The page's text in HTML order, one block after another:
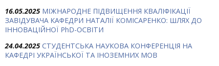
16.05.2025 МІЖНАРОДНЕ ПІДВИЩЕННЯ КВАЛІФІКАЦІЇ
ЗАВІДУВАЧА КАФЕДРИ НАТАЛІЇ КОМІСАРЕНКО: ШЛЯХ ДО
ІННОВАЦІЙНОЇ PhD-ОСВІТИ
24.04.2025 СТУДЕНТСЬКА НАУКОВА КОНФЕРЕНЦІЯ НА
КАФЕДРІ УКРАЇНСЬКОЇ ТА ІНОЗЕМНИХ МОВ